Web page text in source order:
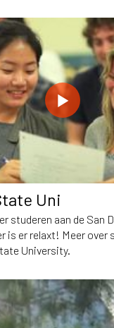
Uni
studeren aan de San
is er relaxt! Meer over
University.